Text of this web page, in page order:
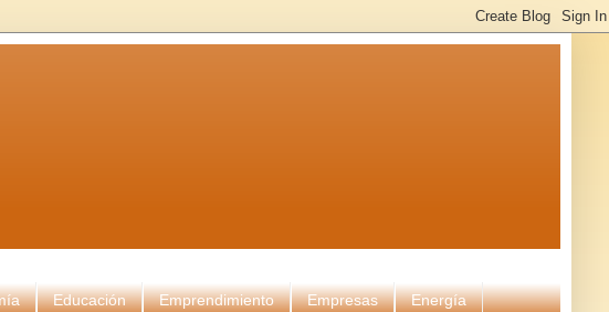
Educación Emprendimiento Empresas Energía